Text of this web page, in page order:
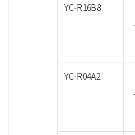
YC-R16B8
YC-R04A2